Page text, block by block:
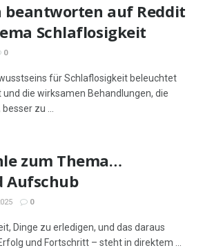
beantworten auf Reddit
Schlaflosigkeit
0
für Schlaflosigkeit beleuchtet
die wirksamen Behandlungen, die
zu ...
zum Thema…
Aufschub
0
Dinge zu erledigen, und das daraus
und Fortschritt – steht in direktem ...